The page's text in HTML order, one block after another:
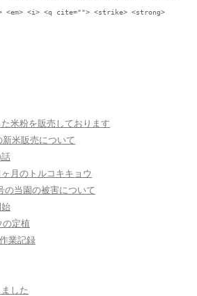
<em> <i> <q cite=""> <strike> <strong>
米粉を販売しております
米販売について
月のトルコキキョウ
の当園の被害について
定植
業記録
した